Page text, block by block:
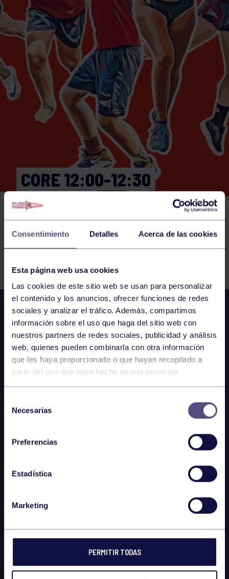
Consentimiento Detalles Acerca de las cookies
Esta página web usa cookies
Las cookies de este sitio web se usan para personalizar
el contenido y los anuncios, ofrecer funciones de redes
sociales y analizar el tráfico. Además, compartimos
información sobre el uso que haga del sitio web con
nuestros partners de redes sociales, publicidad y análisis
web, quienes pueden combinarla con otra información
que les haya proporcionado o que hayan recopilado a
partir del uso que haya hecho de sus servicios.
Necesarias
Preferencias
Estadística
Marketing
PERMITIR TODAS
CORE 12:00-12:30
GIMNASIO